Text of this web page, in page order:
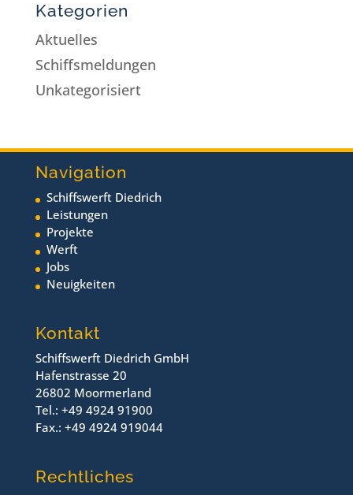
Kategorien
Aktuelles
Schiffsmeldungen
Unkategorisiert
Navigation
Schiffswerft Diedrich
Leistungen
Projekte
Werft
Jobs
Neuigkeiten
Kontakt
Schiffswerft Diedrich GmbH
Hafenstrasse 20
26802 Moormerland
Tel.: +49 4924 91900
Fax.: +49 4924 919044
Rechtliches